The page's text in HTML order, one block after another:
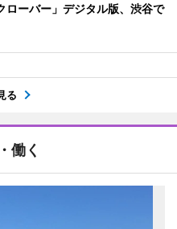
ローバー」デジタル版、渋谷で
る
働く